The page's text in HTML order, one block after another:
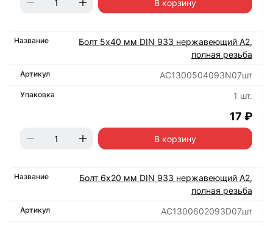
В корзину
Болт 5х40 мм DIN 933 нержавеющий А2,
полная резьба
АС1300504093N07шт
1 шт.
17 ₽
В корзину
Болт 6х20 мм DIN 933 нержавеющий А2,
полная резьба
АС1300602093D07шт